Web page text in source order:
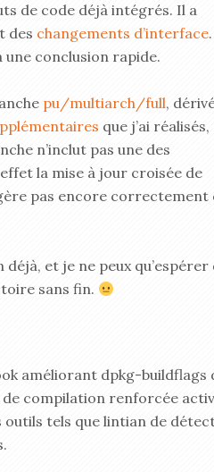
de code déjà intégrés. Il a
des changements d’interface
une conclusion rapide.
pu/multiarch/full,
que j’ai réalisés,
n’inclut pas une des
la mise à jour croisée de
pas encore correctement
et je ne peux qu’espérer
sans fin.
améliorant dpkg-buildflags
compilation renforcée
tels que lintian de